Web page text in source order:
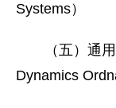
Systems）
（五）通用
Dynamics